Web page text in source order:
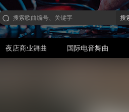
搜
夜店商业舞曲 国际电音舞曲